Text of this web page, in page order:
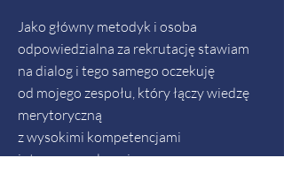
Jako główny metodyk i osoba
odpowiedzialna za rekrutację stawiam
na dialog i tego samego oczekuję
od mojego zespołu, który łączy wiedzę
merytoryczną
z wysokimi kompetencjami
interpersonalnymi.